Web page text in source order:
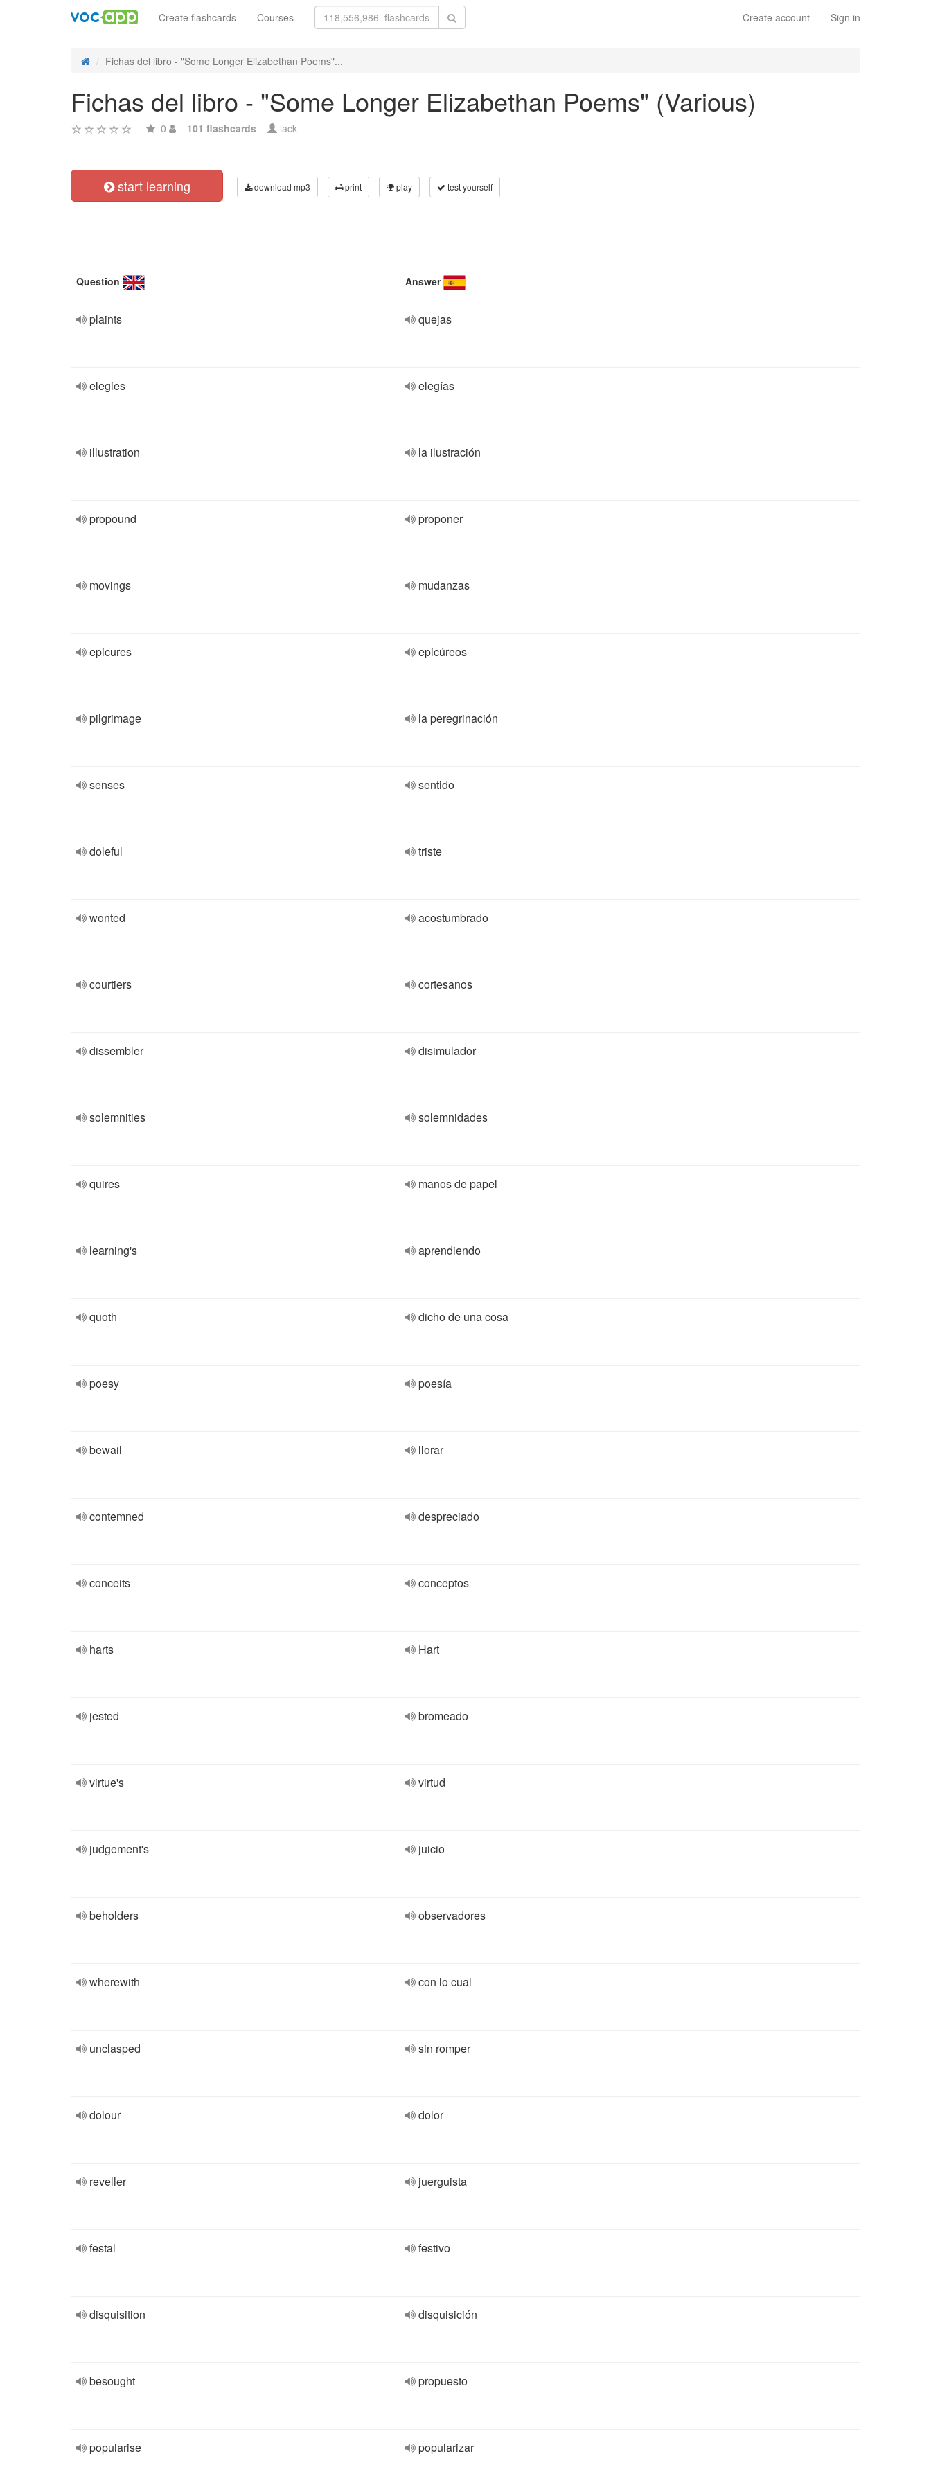
Create account Sign in
Create flashcards Courses
Fichas del libro - "Some Longer Elizabethan Poems"...
Fichas del libro - "Some Longer Elizabethan Poems" (Various)
0 101 flashcards lack
start learning download mp3 print play test yourself
Question Answer
plaints quejas
elegies elegías
illustration la ilustración
propound proponer
movings mudanzas
epicures epicúreos
pilgrimage la peregrinación
senses sentido
doleful triste
wonted acostumbrado
courtiers cortesanos
dissembler disimulador
solemnities solemnidades
quires manos de papel
learning's aprendiendo
quoth dicho de una cosa
poesy poesía
bewail llorar
contemned despreciado
conceits conceptos
harts Hart
jested bromeado
virtue's virtud
judgement's juicio
beholders observadores
wherewith con lo cual
unclasped sin romper
dolour dolor
reveller juerguista
festal festivo
disquisition disquisición
besought propuesto
popularise popularizar